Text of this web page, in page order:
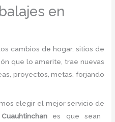
en
cambios de hogar, sitios de
que lo amerite, trae nuevas
proyectos, metas, forjando
elegir el mejor servicio de
es
que sean